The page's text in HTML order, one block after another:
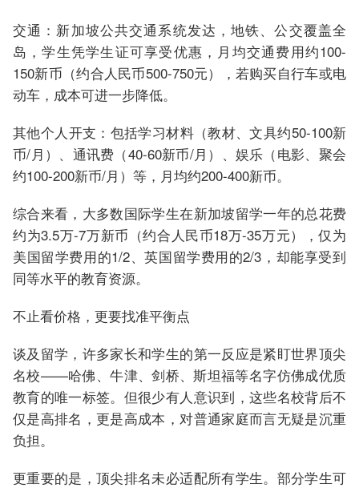
交通：新加坡公共交通系统发达，地铁、公交覆盖全
岛，学生凭学生证可享受优惠，月均交通费用约100-
150新币（约合人民币500-750元），若购买自行车或电
动车，成本可进一步降低。
其他个人开支：包括学习材料（教材、文具约50-100新
币/月）、通讯费（40-60新币/月）、娱乐（电影、聚会
约100-200新币/月）等，月均约200-400新币。
综合来看，大多数国际学生在新加坡留学一年的总花费
约为3.5万-7万新币（约合人民币18万-35万元），仅为
美国留学费用的1/2、英国留学费用的2/3，却能享受到
同等水平的教育资源。
不止看价格，更要找准平衡点
谈及留学，许多家长和学生的第一反应是紧盯世界顶尖
名校——哈佛、牛津、剑桥、斯坦福等名字仿佛成优质
教育的唯一标签。但很少有人意识到，这些名校背后不
仅是高排名，更是高成本，对普通家庭而言无疑是沉重
负担。
更重要的是，顶尖排名未必适配所有学生。部分学生可